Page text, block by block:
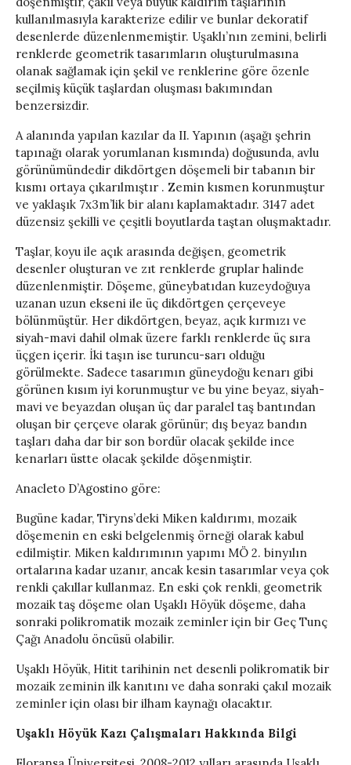
kullanılmasıyla karakterize edilir ve bunlar dekoratif
desenlerde düzenlenmemiştir. Uşaklı’nın zemini, belirli
renklerde geometrik tasarımların oluşturulmasına
olanak sağlamak için şekil ve renklerine göre özenle
seçilmiş küçük taşlardan oluşması bakımından
benzersizdir.
A alanında yapılan kazılar da II. Yapının (aşağı şehrin
tapınağı olarak yorumlanan kısmında) doğusunda, avlu
görünümündedir dikdörtgen döşemeli bir tabanın bir
kısmı ortaya çıkarılmıştır . Zemin kısmen korunmuştur
ve yaklaşık 7x3m’lik bir alanı kaplamaktadır. 3147 adet
düzensiz şekilli ve çeşitli boyutlarda taştan oluşmaktadır.
Taşlar, koyu ile açık arasında değişen, geometrik
desenler oluşturan ve zıt renklerde gruplar halinde
düzenlenmiştir. Döşeme, güneybatıdan kuzeydoğuya
uzanan uzun ekseni ile üç dikdörtgen çerçeveye
bölünmüştür. Her dikdörtgen, beyaz, açık kırmızı ve
siyah-mavi dahil olmak üzere farklı renklerde üç sıra
üçgen içerir. İki taşın ise turuncu-sarı olduğu
görülmekte. Sadece tasarımın güneydoğu kenarı gibi
görünen kısım iyi korunmuştur ve bu yine beyaz, siyah-
mavi ve beyazdan oluşan üç dar paralel taş bantından
oluşan bir çerçeve olarak görünür; dış beyaz bandın
taşları daha dar bir son bordür olacak şekilde ince
kenarları üstte olacak şekilde döşenmiştir.
Anacleto D’Agostino göre:
Bugüne kadar, Tiryns’deki Miken kaldırımı, mozaik
döşemenin en eski belgelenmiş örneği olarak kabul
edilmiştir. Miken kaldırımının yapımı MÖ 2. binyılın
ortalarına kadar uzanır, ancak kesin tasarımlar veya çok
renkli çakıllar kullanmaz. En eski çok renkli, geometrik
mozaik taş döşeme olan Uşaklı Höyük döşeme, daha
sonraki polikromatik mozaik zeminler için bir Geç Tunç
Çağı Anadolu öncüsü olabilir.
Uşaklı Höyük, Hitit tarihinin net desenli polikromatik bir
mozaik zeminin ilk kanıtını ve daha sonraki çakıl mozaik
zeminler için olası bir ilham kaynağı olacaktır.
Uşaklı Höyük Kazı Çalışmaları Hakkında Bilgi